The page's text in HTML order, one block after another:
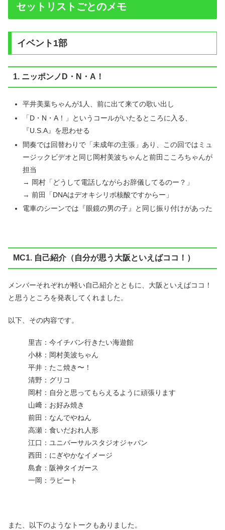
セットリストごとのメモ
イベント1部
1. ニッポンノD・N・A！
平井美葉ちゃんが1人、前に出て来ての歌い出し
「D・N・A！」というコールがいたるところに入る、
『U.S.A』を思わせる
間奏では回替わりで「未成年の主張」あり、この回ではミュ
ージックビデオと同じ岡村美波ちゃんと前田こころちゃんが
担当
→ 岡村「どうして電話しながらお辞儀してるのー？」
→ 前田「DNAはデオキシリボ核酸ですからー」
電車のシーンでは『眼鏡の男の子』と同じ振り付けがあった
MC1. 自己紹介（自分が思う大阪といえばココ！）
メンバーそれぞれが軽い自己紹介とともに、大阪といえばココ！
と思うところを発表してくれました。
以下、その内容です。
里吉：今イチバン行きたい海遊館
小林：岡村美波ちゃん
平井：たこ焼き〜！
清野：グリコ
岡村：自分と思ってもらえるように頑張ります
山﨑：お好み焼き
前田：なんでやねん
高瀬：食いだおれ人形
江口：ユニバーサルスタジオジャパン
西田：にぎやかなイメージ
島倉：阪神タイガース
一岡：ラピート
また、以下のようなトークもありました。